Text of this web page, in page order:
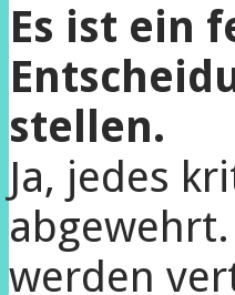
Es ist ein
stellen.
Ja, jedes
werden